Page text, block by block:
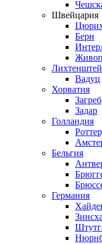
Швейцария
Берн
Вадуц
Хорватия
Загреб
Задар
Голландия
Бельгия
Германия